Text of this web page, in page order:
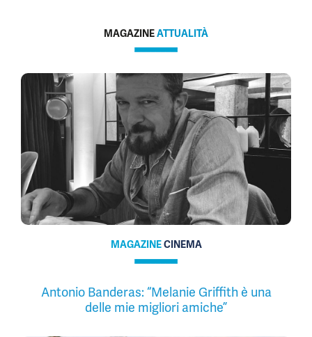
MAGAZINEATTUALITÀ
MAGAZINECINEMA
Antonio Banderas: “Melanie Griffith è una
delle mie migliori amiche”